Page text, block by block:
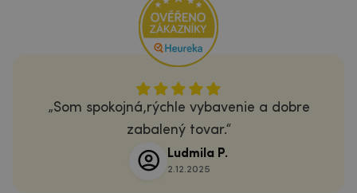
Som spokojná,rýchle vybavenie a dobre
zabalený tovar.
Ludmila P.
2.12.2025